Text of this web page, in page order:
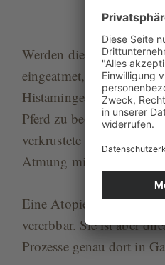
Werden diese Pollen in
eingeatmet, löst dies
Histamingehalt im
Pferd zu beobachten
verkrustete Augen,
Atmung mit
Eine Atopie, also die
vererbbar. Sie ist aber
Prozesse genau dort in